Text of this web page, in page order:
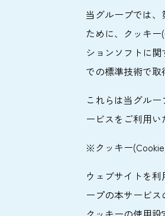
当グループでは
ために、クッキ
ションソフトに
での標準技術で取
これらは当グル
ービスをご利用い
※クッキー
ウェブサイトを
ープの本サービ